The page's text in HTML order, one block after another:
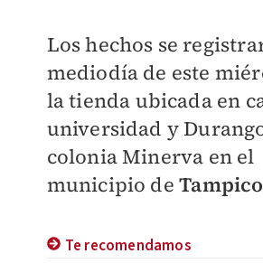
Los hechos se
mediodía de este
la tienda ubicada en
universidad y
colonia Minerva en el
municipio de
Te recomendamos